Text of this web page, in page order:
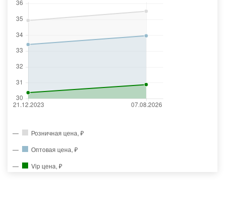
Розничная цена, ₽
Оптовая цена, ₽
Vip цена, ₽